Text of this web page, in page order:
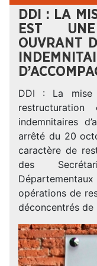
DDI : LA
EST UNE
OUVRANT
DDI : La mise
indemnitaires
arrêté du 20
caractère de
des
opérations de
déconcentrés de